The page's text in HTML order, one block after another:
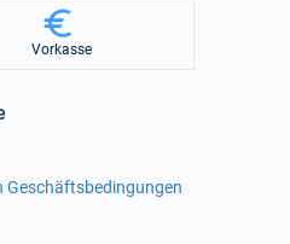
Vorkasse
Geschäftsbedingungen